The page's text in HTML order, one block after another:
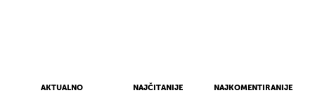
AKTUALNO NAJČITANIJE NAJKOMENTIRANIJE